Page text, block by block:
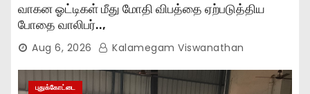
வாகன ஓட்டிகள் மீது மோதி விபத்தை ஏற்படுத்திய
போதை வாலிபர்..,
Aug 6, 2026 Kalamegam Viswanathan
புதுக்கோட்டை